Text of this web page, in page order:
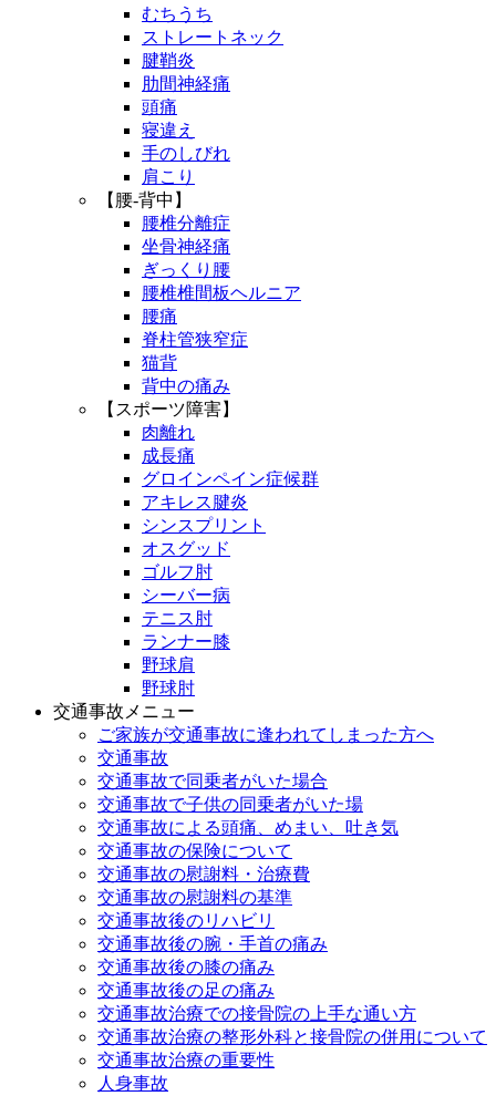
むちうち
ストレートネック
腱鞘炎
肋間神経痛
頭痛
寝違え
手のしびれ
肩こり
【腰-背中】
腰椎分離症
坐骨神経痛
ぎっくり腰
腰椎椎間板ヘルニア
腰痛
脊柱管狭窄症
猫背
背中の痛み
【スポーツ障害】
肉離れ
成長痛
グロインペイン症候群
アキレス腱炎
シンスプリント
オスグッド
ゴルフ肘
シーバー病
テニス肘
ランナー膝
野球肩
野球肘
交通事故メニュー
ご家族が交通事故に逢われてしまった方へ
交通事故
交通事故で同乗者がいた場合
交通事故で子供の同乗者がいた場
交通事故による頭痛、めまい、吐き気
交通事故の保険について
交通事故の慰謝料・治療費
交通事故の慰謝料の基準
交通事故後のリハビリ
交通事故後の腕・手首の痛み
交通事故後の膝の痛み
交通事故後の足の痛み
交通事故治療での接骨院の上手な通い方
交通事故治療の整形外科と接骨院の併用について
交通事故治療の重要性
人身事故